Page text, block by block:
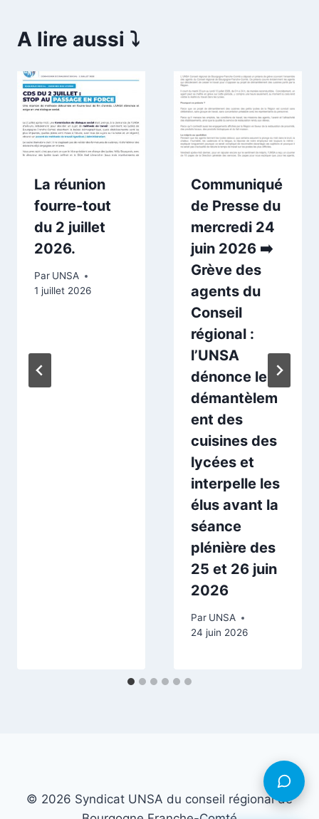
A lire aussi ⤵️
La réunion
fourre-tout
du 2 juillet
2026.
Par UNSA
1 juillet 2026
Communiqué
de Presse du
mercredi 24
juin 2026 ➡️
Grève des
agents du
Conseil
régional :
l’UNSA
dénonce le
démantèlem
ent des
cuisines des
lycées et
interpelle les
élus avant la
séance
plénière des
25 et 26 juin
2026
Par UNSA
24 juin 2026
© 2026 Syndicat UNSA du conseil régional de